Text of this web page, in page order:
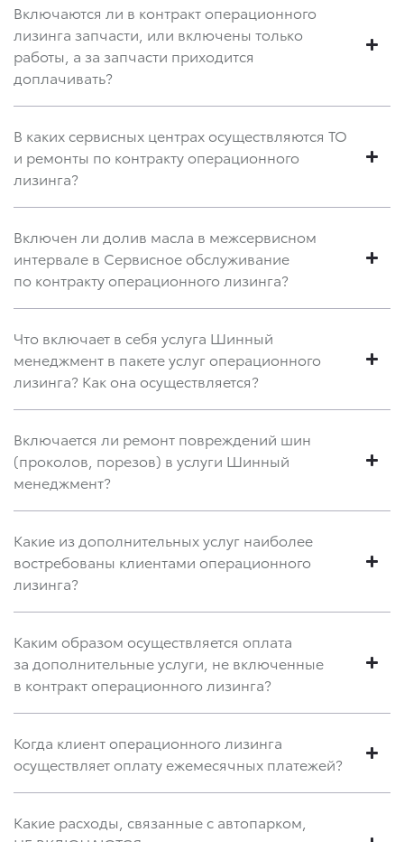
Включаются ли в контракт операционного
лизинга запчасти, или включены только
работы, а за запчасти приходится
доплачивать?
В каких сервисных центрах осуществляются ТО
и ремонты по контракту операционного
лизинга?
Включен ли долив масла в межсервисном
интервале в Сервисное обслуживание
по контракту операционного лизинга?
Что включает в себя услуга Шинный
менеджмент в пакете услуг операционного
лизинга? Как она осуществляется?
Включается ли ремонт повреждений шин
(проколов, порезов) в услуги Шинный
менеджмент?
Какие из дополнительных услуг наиболее
востребованы клиентами операционного
лизинга?
Каким образом осуществляется оплата
за дополнительные услуги, не включенные
в контракт операционного лизинга?
Когда клиент операционного лизинга
осуществляет оплату ежемесячных платежей?
Какие расходы, связанные с автопарком,